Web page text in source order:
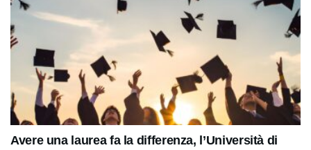
Avere una laurea fa la differenza, l’Università di